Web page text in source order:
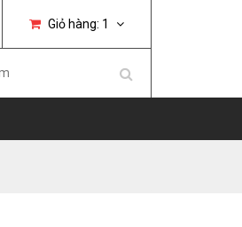
Giỏ hàng: 1